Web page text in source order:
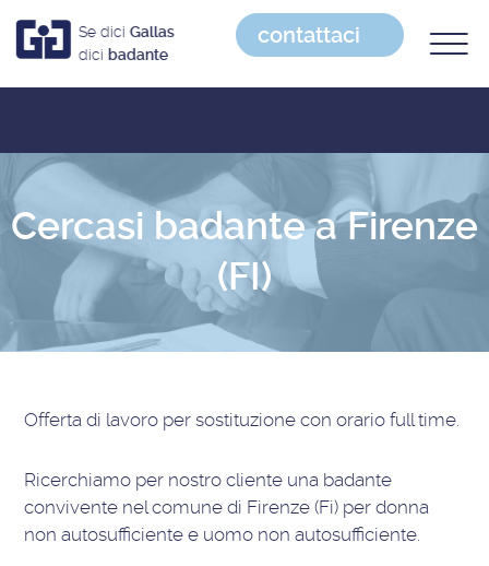
Se dici Gallas
dici badante
contattaci
Cercasi badante a Firenze
(FI)
Offerta di lavoro per sostituzione con orario full time
Ricerchiamo per nostro cliente una badante
convivente nel comune di Firenze (Fi) per donna
non autosufficiente e uomo non autosufficiente.